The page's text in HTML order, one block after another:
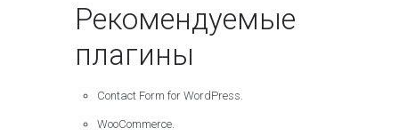
Рекомендуемые
плагины
Contact Form for WordPress.
WooCommerce.